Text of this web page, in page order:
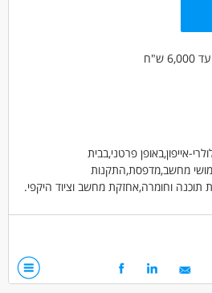
עד 6,000 ש"ח
אייפון,באופן פרטני,בבית
מחשב,מדפסת,התקנות
תוכנה וחומרה,אחזקת מחשב וציוד היקפי.
ברשת,אפליקציות.סיוע בנושאים
בלבד.סבלני, חרוץ ויסודי.שליטה
בימים ושעות,לפי תיאום